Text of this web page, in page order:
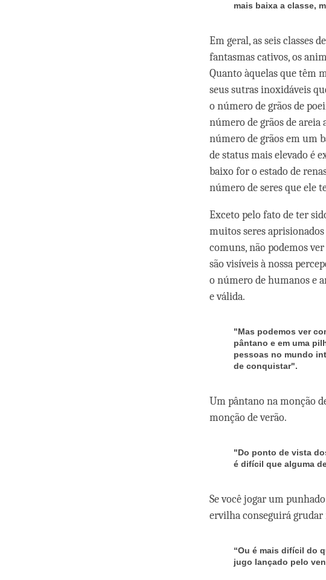
mais baixa a classe,
Em geral, as seis classes
fantasmas cativos, os
Quanto àquelas que têm
seus sutras inoxidáveis
o número de grãos de
número de grãos de areia
número de grãos em um
de status mais elevado é
baixo for o estado de
número de seres que ele
Exceto pelo fato de ter
muitos seres
comuns, não podemos
são visíveis à nossa
o número de humanos e
e válida.
"Mas podemos ver
pântano e em uma
pessoas no mundo
de conquistar".
Um pântano na monção
monção de verão.
"Do ponto de vista
é difícil que alguma
Se você jogar um
ervilha conseguirá grudar
“Ou é mais difícil do
jugo lançado pelo